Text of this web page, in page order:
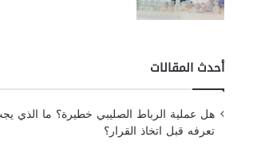
أحدث المقالات
هل عملية الرباط الصليبي خطيرة؟ ما الذي
تعرفه قبل اتخاذ القرار؟